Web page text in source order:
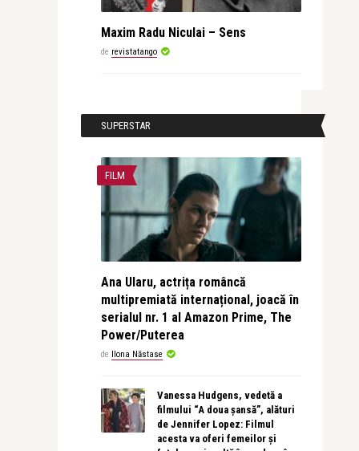
Maxim Radu Niculai – Sens
de revistatango
SUPERSTAR
FILM
Ana Ularu, actrița româncă
multipremiată internațional, joacă în
serialul nr. 1 al Amazon Prime, The
Power/Puterea
de Ilona Năstase
Vanessa Hudgens, vedetă a
filmului “A doua șansă”, alături
de Jennifer Lopez: Filmul
acesta va oferi femeilor și